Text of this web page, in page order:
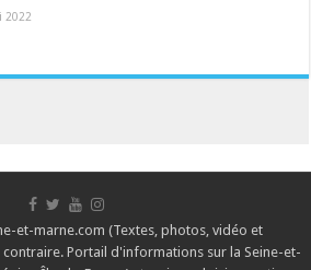
2022
et-marne.com (Textes, photos, vidéo et
Portail d'informations sur la Seine-et-